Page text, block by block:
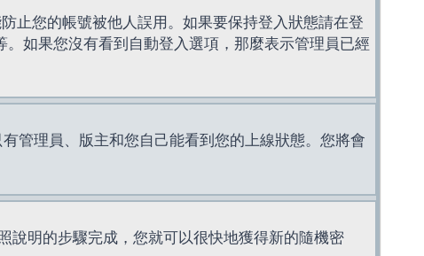
止您的帳號被他人誤用。如果要保持登入狀態請在登
如果您沒有看到自動登入選項，那麼表示管理員已經
有管理員、版主和您自己能看到您的上線狀態。您將會
說明的步驟完成，您就可以很快地獲得新的隨機密